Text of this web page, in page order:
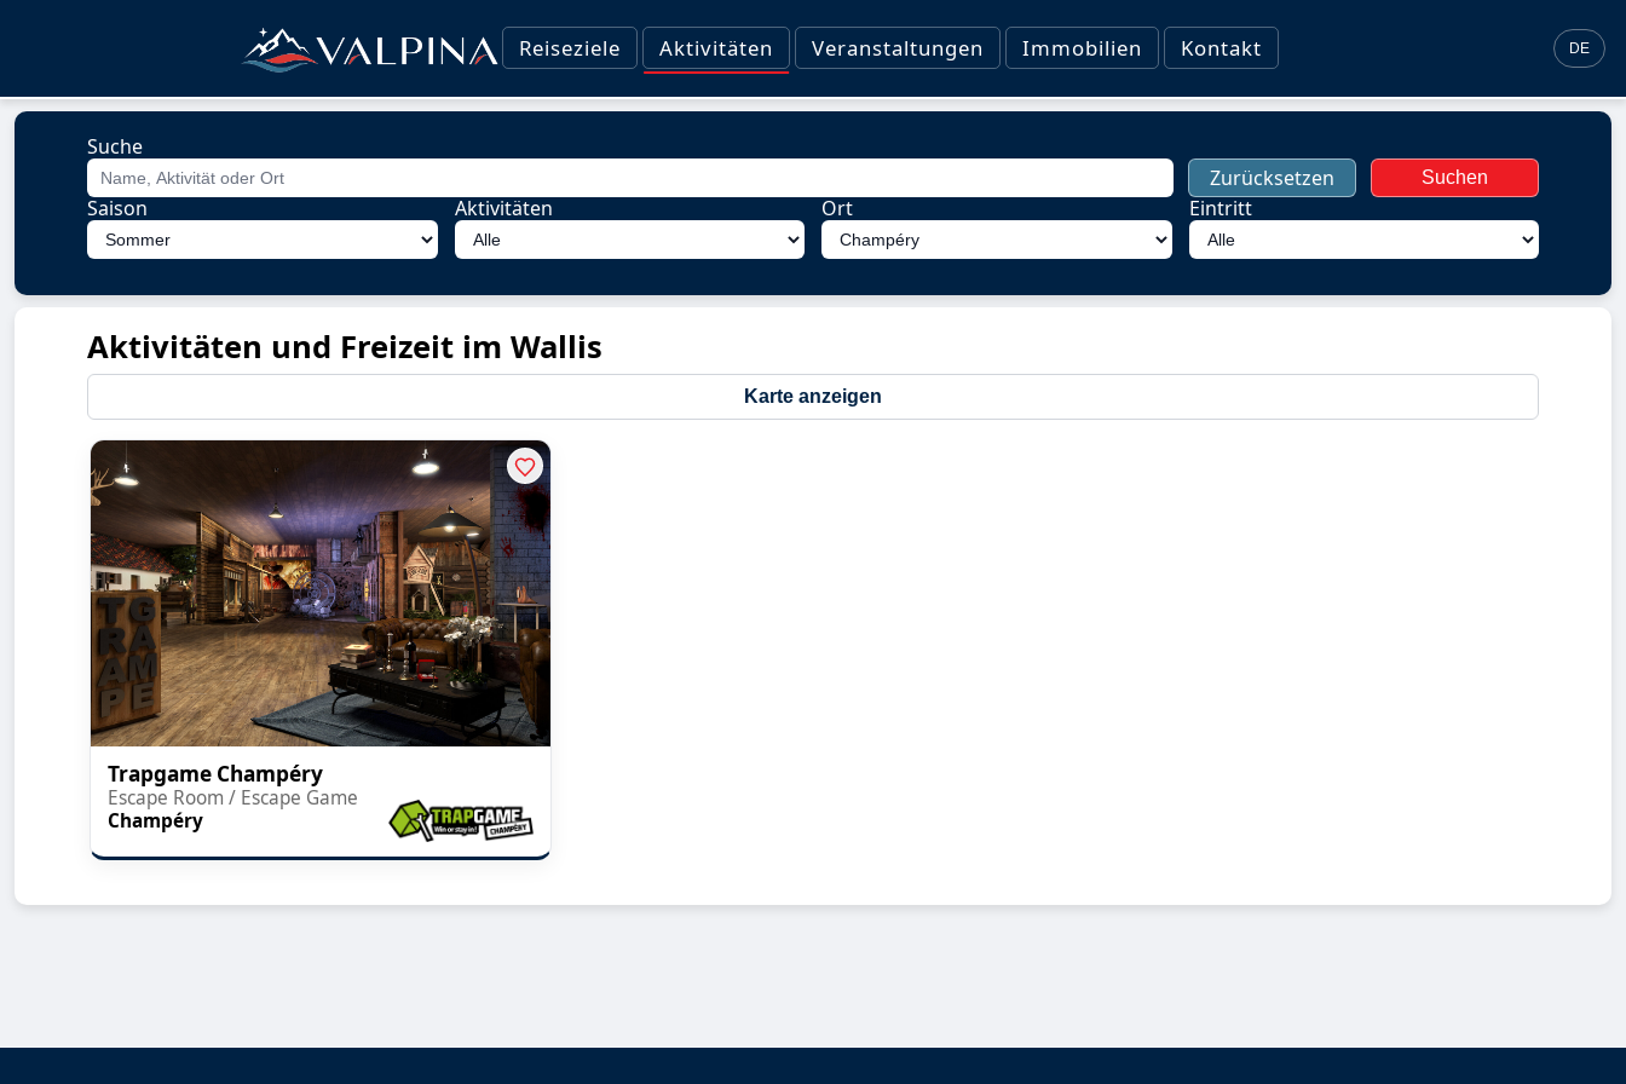
Reiseziele Aktivitäten Veranstaltungen Immobilien Kontakt DE
Suche
Zurücksetzen
Suchen
Saison Aktivitäten Ort Eintritt
Aktivitäten und Freizeit im Wallis
Karte anzeigen
Trapgame Champéry
Escape Room / Escape Game
Champéry